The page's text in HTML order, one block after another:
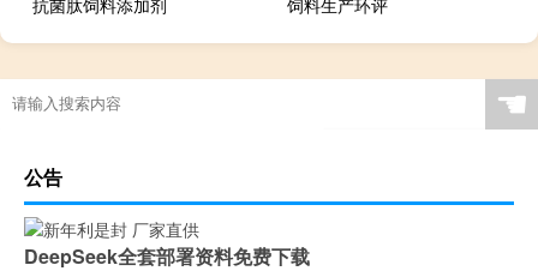
☚
公告
DeepSeek全套部署资料免费下载